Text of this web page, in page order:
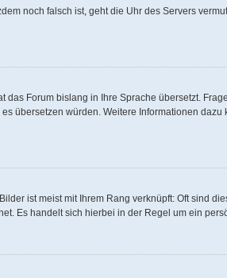
noch falsch ist, geht die Uhr des Servers
Forum bislang in Ihre Sprache übersetzt.
übersetzen würden. Weitere Informationen dazu
ist meist mit Ihrem Rang verknüpft: Oft sind
Es handelt sich hierbei in der Regel um ein